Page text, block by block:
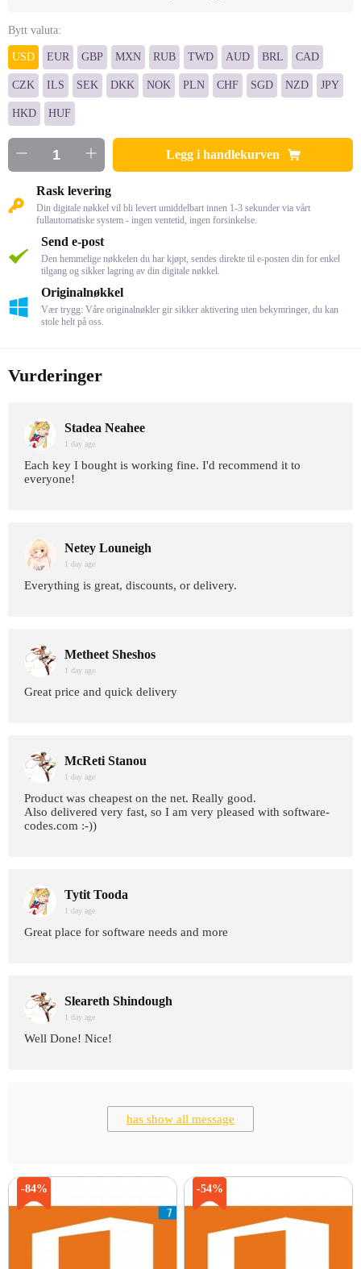
Bytt valuta:
USD EUR GBP MXN RUB TWD AUD BRL CAD
CZK ILS SEK DKK NOK PLN CHF SGD NZD JPY
HKD HUF
Legg i handlekurven
Rask levering
Din digitale nøkkel vil bli levert umiddelbart innen 1-3 sekunder via vårt
fullautomatiske system - ingen ventetid, ingen forsinkelse.
Send e-post
Den hemmelige nøkkelen du har kjøpt, sendes direkte til e-posten din for enkel
tilgang og sikker lagring av din digitale nøkkel.
Originalnøkkel
Vær trygg: Våre originalnøkler gir sikker aktivering uten bekymringer, du kan
stole helt på oss.
Vurderinger
Stadea Neahee
1 day age
Each key I bought is working fine. I'd recommend it to
everyone!
Netey Louneigh
1 day age
Everything is great, discounts, or delivery.
Metheet Sheshos
1 day age
Great price and quick delivery
McReti Stanou
1 day age
Product was cheapest on the net. Really good.
Also delivered very fast, so I am very pleased with software-
codes.com :-))
Tytit Tooda
1 day age
Great place for software needs and more
Sleareth Shindough
1 day age
Well Done! Nice!
has show all message
-84% -54%